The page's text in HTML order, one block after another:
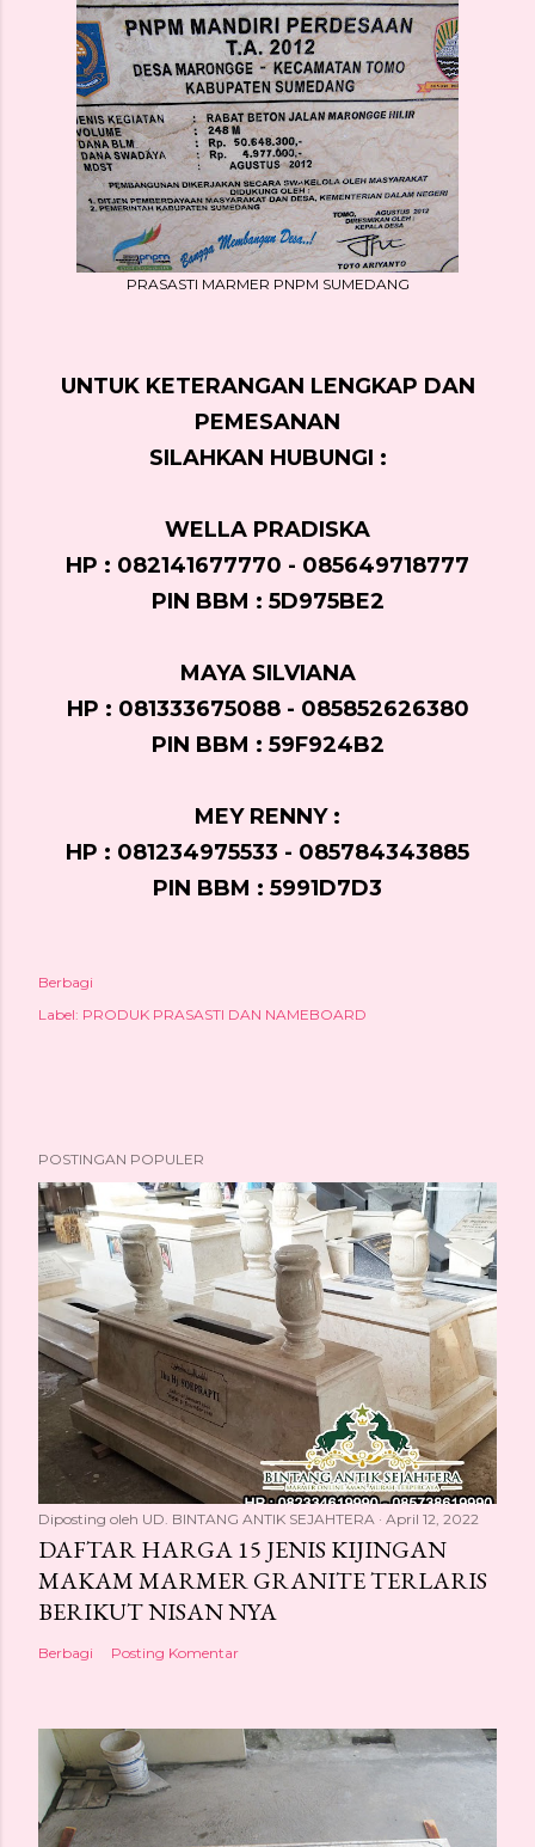
PRASASTI MARMER PNPM SUMEDANG
UNTUK KETERANGAN LENGKAP DAN
PEMESANAN
SILAHKAN HUBUNGI :
WELLA PRADISKA
HP : 082141677770 - 085649718777
PIN BBM : 5D975BE2
MAYA SILVIANA
HP : 081333675088 - 085852626380
PIN BBM : 59F924B2
MEY RENNY :
HP : 081234975533 - 085784343885
PIN BBM : 5991D7D3
Berbagi
Label: PRODUK PRASASTI DAN NAMEBOARD
POSTINGAN POPULER
Diposting oleh UD. BINTANG ANTIK SEJAHTERA April 12, 2022
DAFTAR HARGA 15 JENIS KIJINGAN
MAKAM MARMER GRANITE TERLARIS
BERIKUT NISAN NYA
Berbagi Posting Komentar